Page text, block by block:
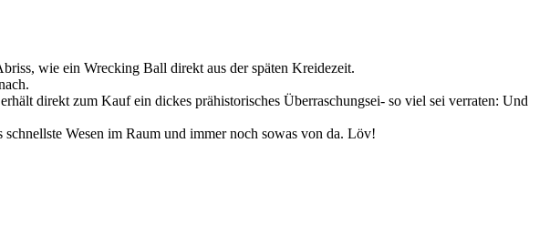
wie ein Wrecking Ball direkt aus der späten Kreidezeit.
direkt zum Kauf ein dickes prähistorisches Überraschungsei- so viel sei verraten: Und
Wesen im Raum und immer noch sowas von da. Löv!